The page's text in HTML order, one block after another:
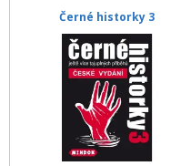
Černé historky 3